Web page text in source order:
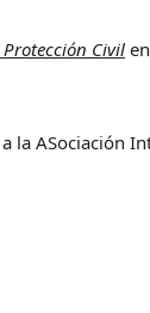
Civil
la ASociación